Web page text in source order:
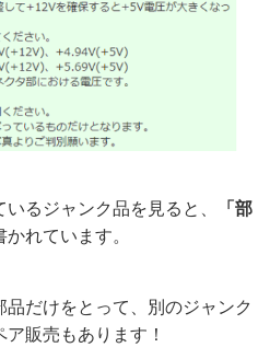
るジャンク品を見ると、
「部
かれています。
だけをとって、別のジャンク
販売もあります！